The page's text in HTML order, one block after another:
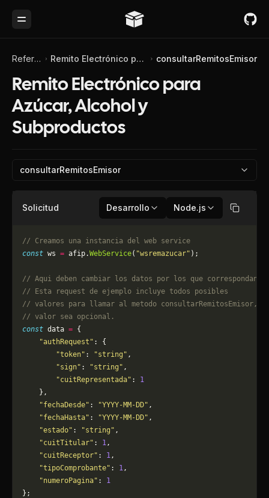
Toggle Menu
Referencia de API Remito Electrónico para Azúcar, Alcohol y Subproductos consultarRemitosEmisor
Remito Electrónico para
Azúcar, Alcohol y
Subproductos
consultarRemitosEmisor
Solicitud Desarrollo Node.js Copiar
// Creamos una instancia del web service
const ws = afip.WebService( "wsremazucar" );
// Aqui deben cambiar los datos por los que correspondan.
// Esta request de ejemplo incluye todos posibles
// valores para llamar al metodo consultarRemitosEmisor,
// valor sea opcional.
const data = {
    "authRequest"
: {
        "token"
: "string" ,
        "sign"
: "string" ,
        "cuitRepresentada"
: 1
    },
    "fechaDesde"
: "YYYY-MM-DD" ,
    "fechaHasta"
: "YYYY-MM-DD" ,
    "estado"
: "string" ,
    "cuitTitular"
: 1,
    "cuitReceptor"
: 1,
    "tipoComprobante"
: 1,
    "numeroPagina"
: 1
};